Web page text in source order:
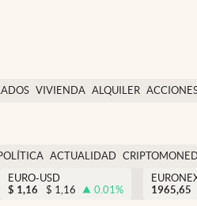
VIVIENDA ALQUILER
USA
ACTUALIDAD
EURO-USD
$ 1,16 $ 1,16 0.01%
1965,65